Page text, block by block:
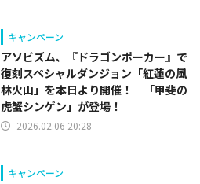
キャンペーン
アソビズム、『ドラゴンポーカー』で
復刻スペシャルダンジョン「紅蓮の風
林火山」を本日より開催！ 「甲斐の
虎蟹シンゲン」が登場！
2026.02.06 20:28
キャンペーン